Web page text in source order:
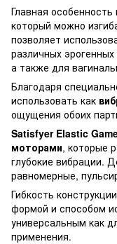
Главная
который можно
позволяет
различных
а также для
Благодаря
использовать как
ощущения обоих
Satisfyer Elastic
моторами, которые
глубокие вибрации.
равномерные,
Гибкость
формой и способом
универсальным как
применения.